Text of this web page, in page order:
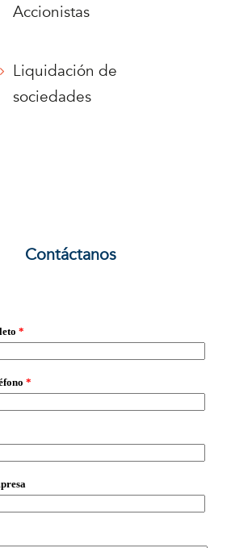
Accionistas
Liquidación de
sociedades
Contáctanos